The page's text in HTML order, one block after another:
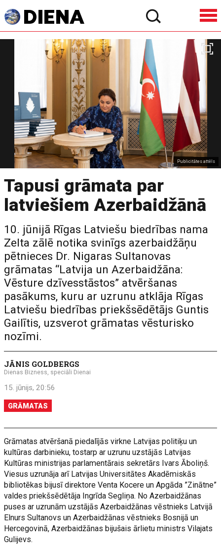
Publicitātes attēls
Tapusi grāmata par
latviešiem Azerbaidžānā
10. jūnijā Rīgas Latviešu biedrības nama
Zelta zālē notika svinīgs azerbaidžāņu
pētnieces Dr. Nigaras Sultanovas
grāmatas “Latvija un Azerbaidžāna:
Vēsture dzīvesstāstos” atvēršanas
pasākums, kuru ar uzrunu atklāja Rīgas
Latviešu biedrības priekšsēdētājs Guntis
Gailītis, uzsverot grāmatas vēsturisko
nozīmi.
JĀNIS GOLDBERGS
Dienas Bizness, speciāli Dienai
15. jūnijs, 20:56
GRĀMATAS
Grāmatas atvēršanā piedalījās virkne Latvijas politiķu un
kultūras darbinieku, tostarp ar uzrunu uzstājās Latvijas
Kultūras ministrijas parlamentārais sekretārs Ivars Āboliņš.
Viesus uzrunāja arī Latvijas Universitātes Akadēmiskās
bibliotēkas bijusī direktore Venta Kocere un Apgāda ”Zinātne”
valdes priekšsēdētāja Ingrīda Segliņa. No Azerbaidžānas
puses ar uzrunām uzstājās Azerbaidžānas vēstnieks Latvijā
Elnurs Sultanovs un Azerbaidžānas vēstnieks Bosnijā un
Hercegovinā, Azerbaidžānas bijušais ārlietu ministrs Vilajats
Gulijevs.